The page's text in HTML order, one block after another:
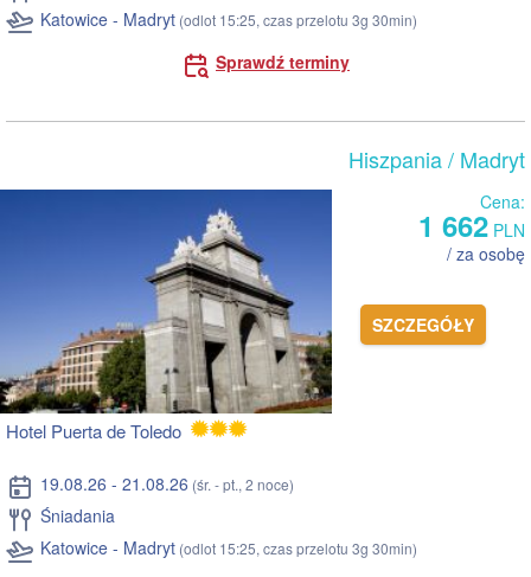
Katowice - Madryt (odlot 15:25, czas przelotu 3g 30min)
Sprawdź terminy
Hiszpania/ Madryt
Cena:
1 662 PLN
/ za osobę
SZCZEGÓŁY
Hotel Puerta de Toledo
19.08.26 - 21.08.26 (śr. - pt., 2 noce)
Śniadania
Katowice - Madryt (odlot 15:25, czas przelotu 3g 30min)